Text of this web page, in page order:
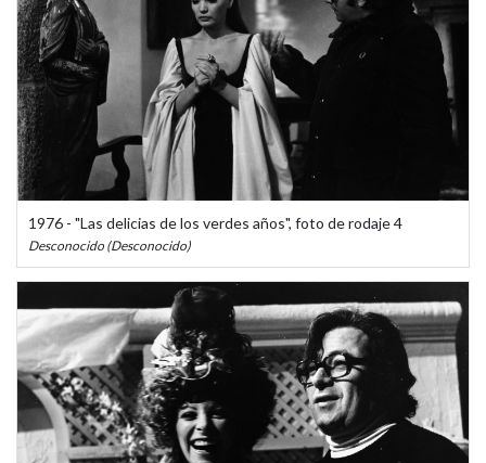
1976 - "Las delicias de los verdes años", foto de rodaje 4
Desconocido (Desconocido)